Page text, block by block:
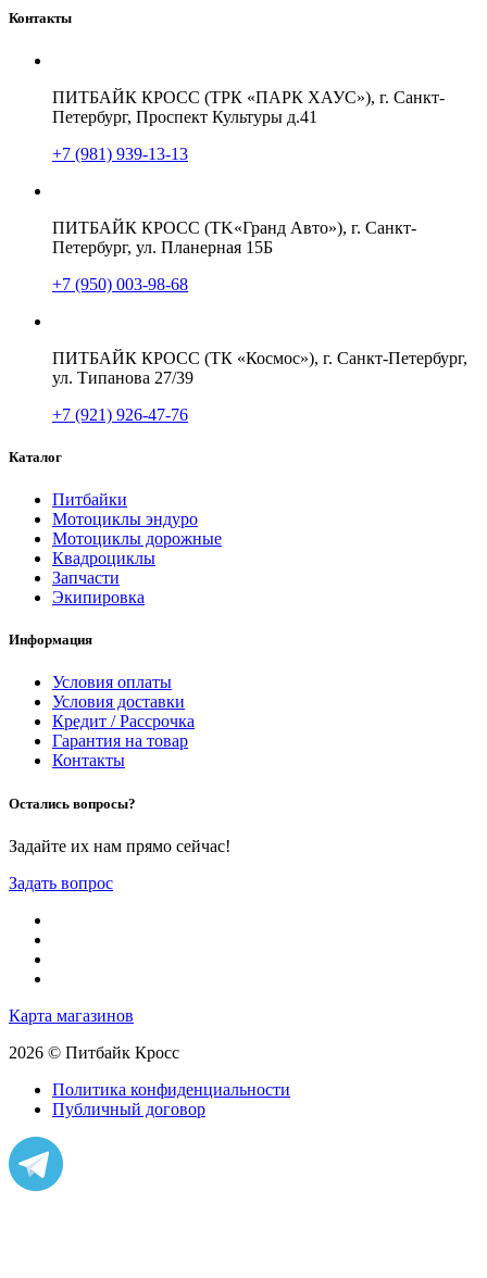
Контакты
ПИТБАЙК КРОСС (ТРК «ПАРК ХАУС»), г. Санкт-
Петербург, Проспект Культуры д.41
+7 (981) 939-13-13
ПИТБАЙК КРОСС (TK«Гранд Авто»), г. Санкт-
Петербург, ул. Планерная 15Б
+7 (950) 003-98-68
ПИТБАЙК КРОСС (ТК «Космос»), г. Санкт-Петербург,
ул. Типанова 27/39
+7 (921) 926-47-76
Каталог
Питбайки
Мотоциклы эндуро
Мотоциклы дорожные
Квадроциклы
Запчасти
Экипировка
Информация
Условия оплаты
Условия доставки
Кредит / Рассрочка
Гарантия на товар
Контакты
Остались вопросы?
Задайте их нам прямо сейчас!
Задать вопрос
Карта магазинов
2026 © Питбайк Кросс
Политика конфиденциальности
Публичный договор